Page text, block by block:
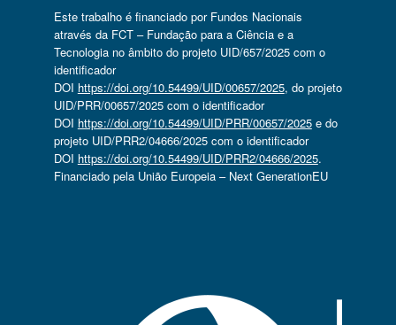
Este trabalho é financiado por Fundos Nacionais
através da FCT – Fundação para a Ciência e a
Tecnologia no âmbito do projeto UID/657/2025 com o
identificador
DOI https://doi.org/10.54499/UID/00657/2025, do projeto
UID/PRR/00657/2025 com o identificador
DOI https://doi.org/10.54499/UID/PRR/00657/2025e do
projeto UID/PRR2/04666/2025 com o identificador
DOI https://doi.org/10.54499/UID/PRR2/04666/2025.
Financiado pela União Europeia – Next GenerationEU